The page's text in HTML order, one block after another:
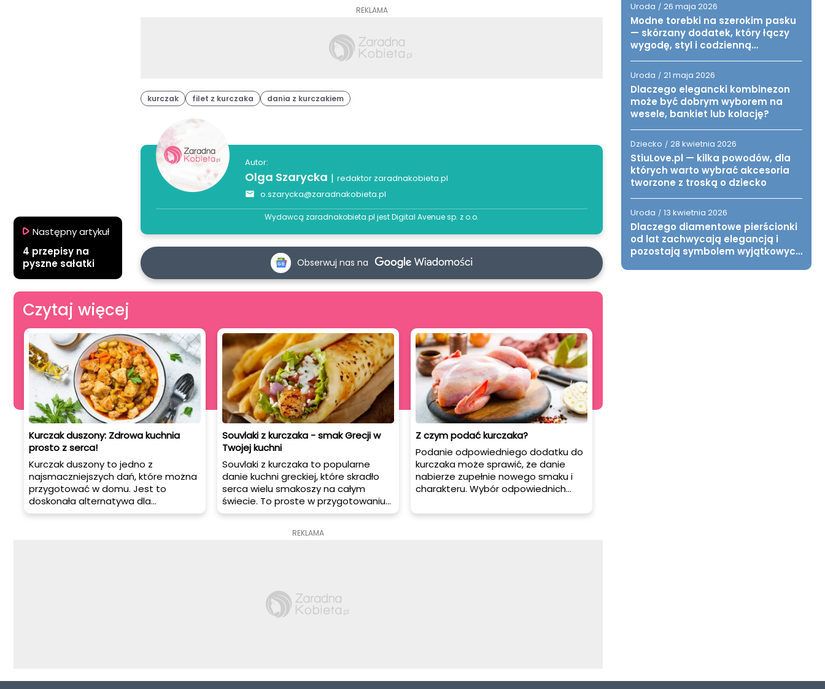
REKLAMA
kurczak filet z kurczaka dania z kurczakiem
Autor:
Olga Szarycka | redaktor zaradnakobieta.pl
o.szarycka@zaradnakobieta.pl
Wydawcą zaradnakobieta.pl jestDigital Avenue sp. z o.o.
Obserwuj nas na
Następny artykuł
4 przepisy na
pyszne sałatki
Czytaj więcej
Kurczak duszony: Zdrowa kuchnia
prosto z serca!
Kurczak duszony to jedno z
najsmaczniejszych dań, które można
przygotować w domu. Jest to
doskonała alternatywa dla
tradycyjnego smażonego kurczaka,
Souvlaki z kurczaka - smak Grecji w
Twojej kuchni
Souvlaki z kurczaka to popularne
danie kuchni greckiej, które skradło
serca wielu smakoszy na całym
świecie. To proste w przygotowaniu i
niezwykle smaczne danie, które
lub na grillowanych pitych. W tym
Z czym podać kurczaka?
Podanie odpowiedniego dodatku do
kurczaka może sprawić, że danie
nabierze zupełnie nowego smaku i
charakteru. Wybór odpowiednich
preferencji smakowych i sezonowych
REKLAMA
Uroda / 26 maja 2026
Modne torebki na szerokim pasku
— skórzany dodatek, który łączy
wygodę, styl i codzienną
Uroda / 21 maja 2026
Dlaczego elegancki kombinezon
może być dobrym wyborem na
wesele, bankiet lub kolację?
Dziecko / 28 kwietnia 2026
StiuLove.pl — kilka powodów, dla
których warto wybrać akcesoria
tworzone z troską o dziecko
Uroda / 13 kwietnia 2026
Dlaczego diamentowe pierścionki
od lat zachwycają elegancją i
pozostają symbolem wyjątkowych